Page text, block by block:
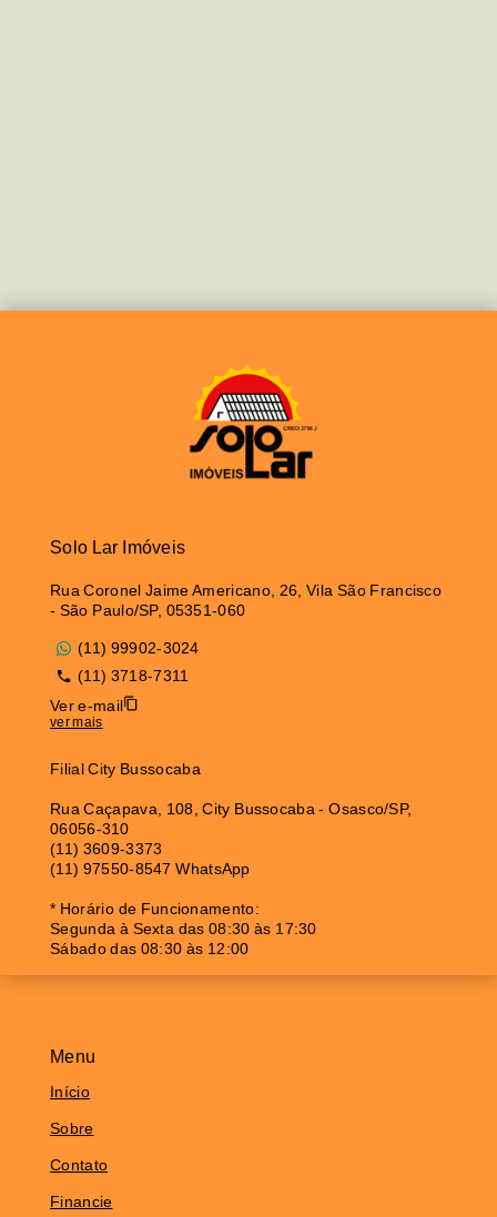
Menu
Início
Sobre
Contato
Financie
Solo Lar Imóveis
Rua Coronel Jaime Americano, 26, Vila São Francisco
- São Paulo/SP, 05351-060
(11) 99902-3024
(11) 3718-7311
Ver e-mail
ver mais
Filial City Bussocaba
Rua Caçapava, 108, City Bussocaba - Osasco/SP,
06056-310
(11) 3609-3373
(11) 97550-8547 WhatsApp
* Horário de Funcionamento:
Segunda à Sexta das 08:30 às 17:30
Sábado das 08:30 às 12:00